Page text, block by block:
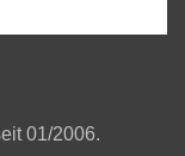
01/2006.